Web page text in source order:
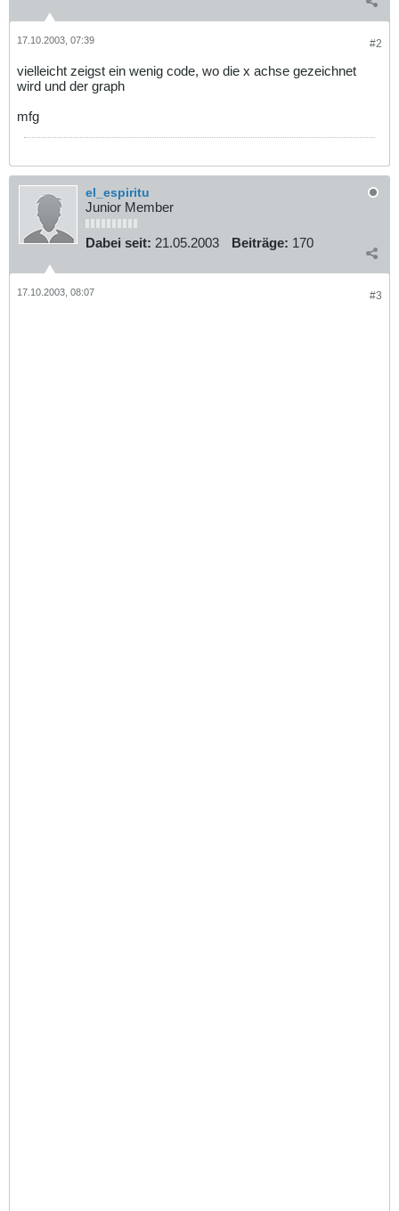
#2
17.10.2003, 07:39
vielleicht zeigst ein wenig code, wo die x achse gezeichnet
wird und der graph
mfg
el_espiritu
Junior Member
Dabei seit: 21.05.2003 Beiträge: 170
#3
17.10.2003, 08:07